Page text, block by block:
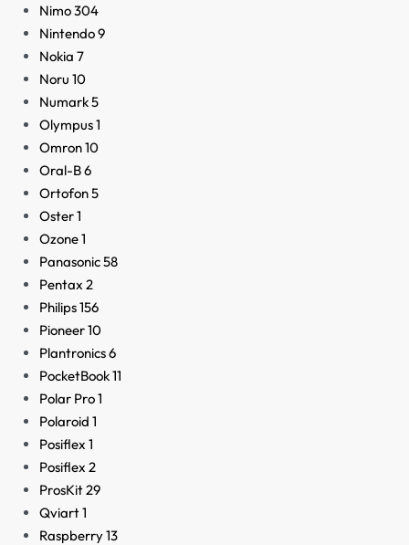
Nimo304
Nintendo9
Nokia 7
Noru 10
Numark5
Olympus1
Omron10
Oral-B6
Ortofon5
Oster1
Ozone1
Panasonic58
Pentax 2
Philips156
Pioneer10
Plantronics6
PocketBook11
Polar Pro1
Polaroid 1
Posiflex 1
Posiflex 2
ProsKit29
Qviart1
Raspberry13